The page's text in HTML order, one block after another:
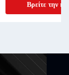
Βρείτε την